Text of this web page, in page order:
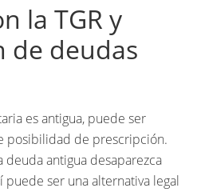
la TGR y
de deudas
es antigua, puede ser
posibilidad de prescripción.
deuda antigua desaparezca
ser una alternativa legal